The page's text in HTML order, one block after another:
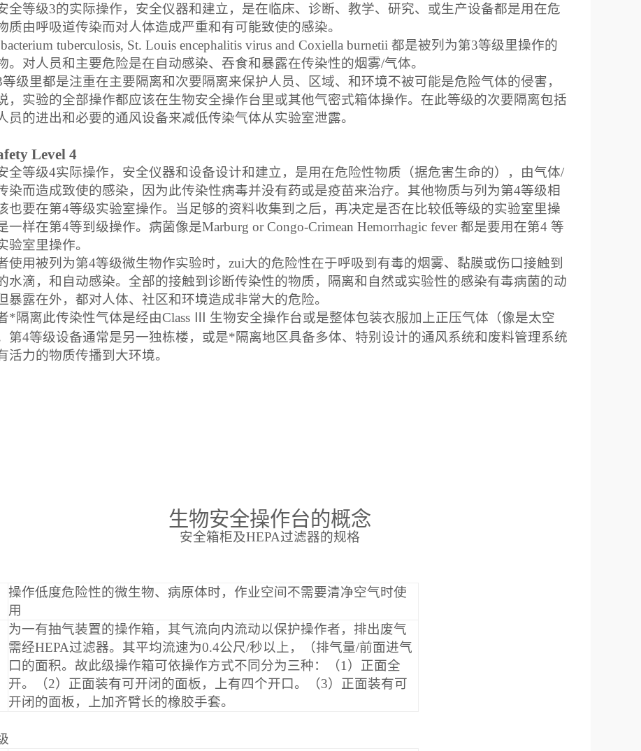
全等级3的实际操作，安全仪器和建立，是在临床、诊断、教学、研究、或生产设备都是用在危
质由呼吸道传染而对人体造成严重和有可能致使的感染。
tuberculosis, St. Louis encephalitis virus and Coxiella burnetii 都是被列为第3等级里操作的
。对人员和主要危险是在自动感染、吞食和暴露在传染性的烟雾/气体。
等级里都是注重在主要隔离和次要隔离来保护人员、区域、和环境不被可能是危险气体的侵害，
，实验的全部操作都应该在生物安全操作台里或其他气密式箱体操作。在此等级的次要隔离包括
员的进出和必要的通风设备来减低传染气体从实验室泄露。
Level 4
全等级4实际操作，安全仪器和设备设计和建立，是用在危险性物质（据危害生命的），由气体/
染而造成致使的感染，因为此传染性病毒并没有药或是疫苗来治疗。其他物质与列为第4等级相
也要在第4等级实验室操作。当足够的资料收集到之后，再决定是否在比较低等级的实验室里操
一样在第4等到级操作。病菌像是Marburg or Congo-Crimean Hemorrhagic fever都是要用在第4 等
验室里操作。
使用被列为第4等级微生物作实验时，zui大的危险性在于呼吸到有毒的烟雾、黏膜或伤口接触到
水滴，和自动感染。全部的接触到诊断传染性的物质，隔离和自然或实验性的感染有毒病菌的动
暴露在外，都对人体、社区和环境造成非常大的危险。
*隔离此传染性气体是经由Class
生物安全操作台或是整体包装衣服加上正压气体（像是太空
第4等级设备通常是另一独栋楼，或是*隔离地区具备多体、特别设计的通风系统和废料管理系统
活力的物质传播到大环境。
生物安全操作台的概念
安全箱柜及HEPA过滤器的规格
操作低度危险性的微生物、病原体时，作业空间不需要清净空气时使
用
为一有抽气装置的操作箱，其气流向内流动以保护操作者，排出废气
需经HEPA过滤器。其平均流速为0.4公尺/秒以上，（排气量/前面进气
口的面积。故此级操作箱可依操作方式不同分为三种：（1 ）正面全
开。（2）正面装有可开闭的面板，上有四个开口。（3）正面装有可
开闭的面板，上加齐臂长的橡胶手套。